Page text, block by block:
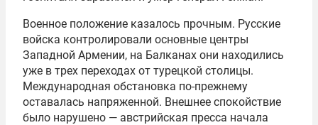
Военное положение казалось прочным. Русские
войска контролировали основные центры
Западной Армении, на Балканах они находились
уже в трех переходах от турецкой столицы.
Международная обстановка по-прежнему
оставалась напряженной. Внешнее спокойствие
было нарушено — австрийская пресса начала